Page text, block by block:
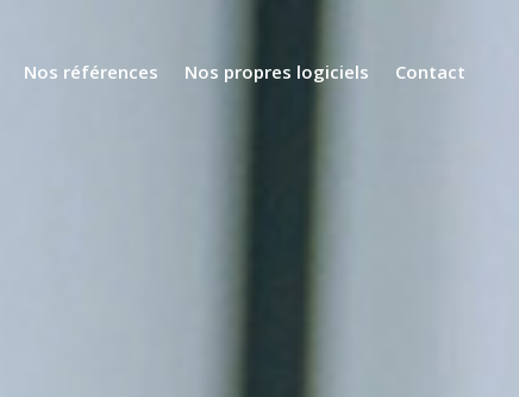
Nos références Nos propres logiciels Contact